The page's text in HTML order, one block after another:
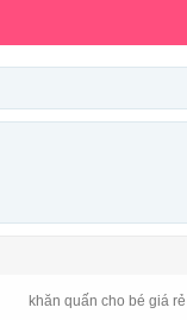
khăn quấn cho bé giá rẻ